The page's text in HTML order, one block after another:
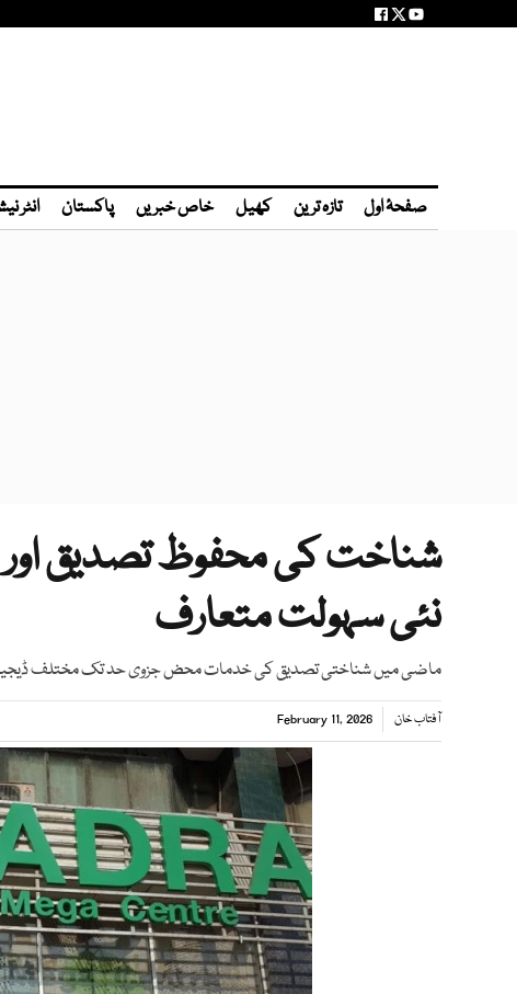
صفحۂ اول تازہ ترین کھیل خاص خبریں پاکستان انٹر
شناخت کی محفوظ تصدیق اور
نئی سہولت متعارف
ماضی میں شناختی تصدیق کی خدمات محض جزوی حد تک مختلف
آفتاب خان February 11, 2026